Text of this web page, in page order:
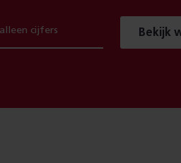
Bekijk